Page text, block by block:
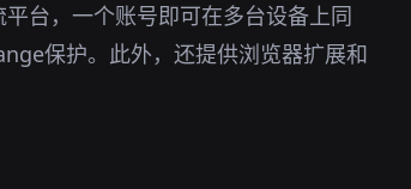
台，一个账号即可在多台设备上同
保护。此外，还提供浏览器扩展和